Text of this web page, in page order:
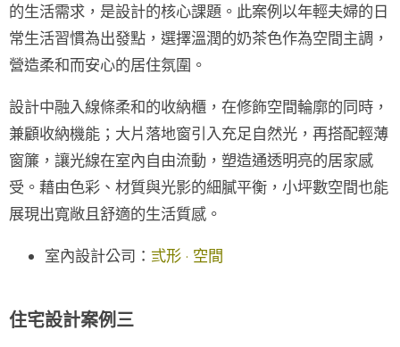
的生活需求，是設計的核心課題。此案例以年輕夫婦的日
常生活習慣為出發點，選擇溫潤的奶茶色作為空間主調，
營造柔和而安心的居住氛圍。
設計中融入線條柔和的收納櫃，在修飾空間輪廓的同時，
兼顧收納機能；大片落地窗引入充足自然光，再搭配輕薄
窗簾，讓光線在室內自由流動，塑造通透明亮的居家感
受。藉由色彩、材質與光影的細膩平衡，小坪數空間也能
展現出寬敞且舒適的生活質感。
室內設計公司： 弎形 · 空間
住宅設計案例三